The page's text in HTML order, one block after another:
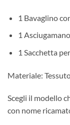
1 Bavaglino
1
1 Sacchetta
Materiale:
Scegli il modello
con nome